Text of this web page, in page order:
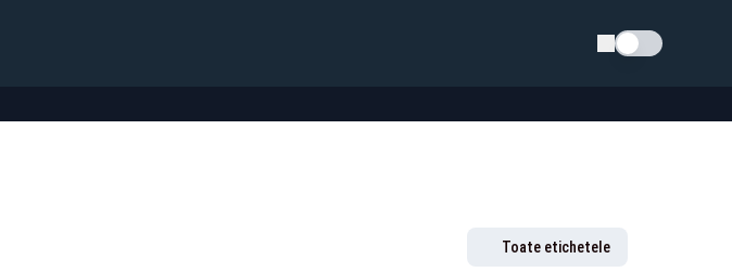
Schimba tema
Toate etichetele